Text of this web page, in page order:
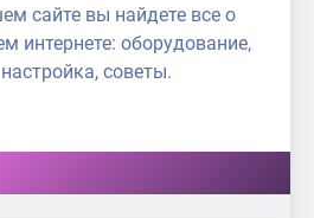
сайте вы найдете все о
интернете: оборудование,
настройка, советы.